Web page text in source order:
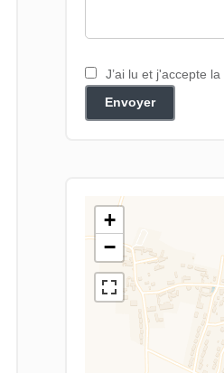
J’ai lu et j'accepte la
Envoyer
+
−